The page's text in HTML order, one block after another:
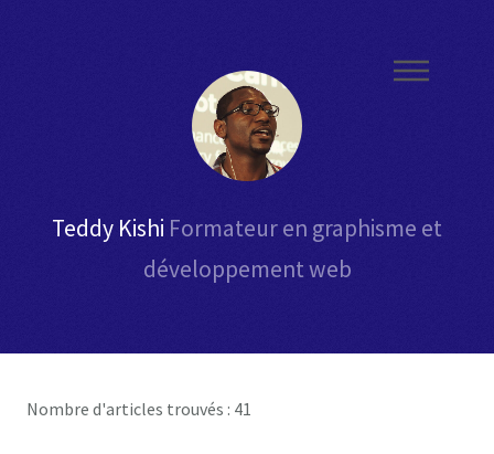
Teddy Kishi Formateur en graphisme et
développement web
Nombre d'articles trouvés : 41